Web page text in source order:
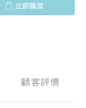
立即購買
顧客評價